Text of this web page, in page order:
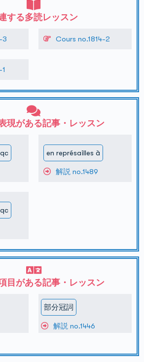
する多読レッスン
3 Cours no.1814-2
現がある記事・レッスン
en représailles à
解説 no.1489
目がある記事・レッスン
部分冠詞
解説 no.1446